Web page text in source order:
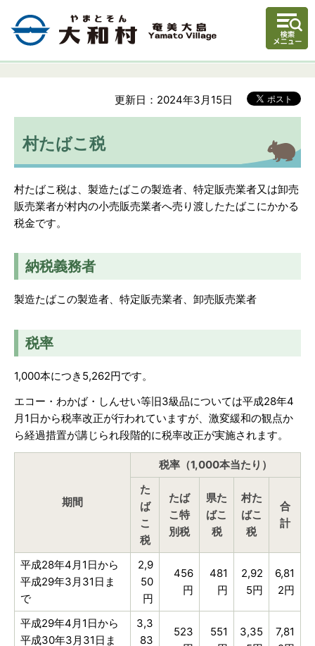
更新日：2024年3月15日
村たばこ税
村たばこ税は、製造たばこの製造者、特定販売業者又は卸売
販売業者が村内の小売販売業者へ売り渡したたばこにかかる
税金です。
納税義務者
製造たばこの製造者、特定販売業者、卸売販売業者
税率
1,000本につき5,262円です。
エコー・わかば・しんせい等旧3級品については平成28年4
月1日から税率改正が行われていますが、激変緩和の観点か
ら経過措置が講じられ段階的に税率改正が実施されます。
期間
税率（1,000本当たり）
た
ば
こ
税
たば
こ特
別税
県た
ばこ
税
村た
ばこ
税
合
計
平成28年4月1日から
平成29年3月31日ま
で
2,9
50
円
456
円
481
円
2,92
5円
6,81
2円
平成29年4月1日から
平成30年3月31日ま
3,3
83
523
551
3,35
7,81